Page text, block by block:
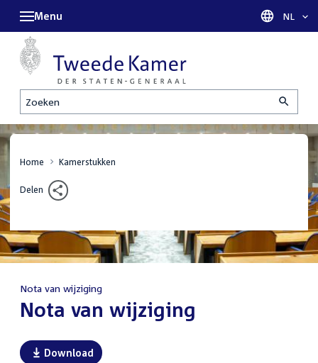
Zoeken
Menu Taal
NL
Home Kamerstukken
Delen
Nota van wijziging
:Nota van wijziging
Download